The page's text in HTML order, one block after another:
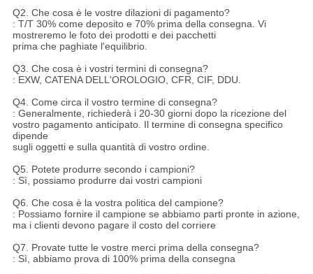
Q2. Che cosa è le vostre dilazioni di pagamento?
: T/T 30% come deposito e 70% prima della consegna. Vi
mostreremo le foto dei prodotti e dei pacchetti
prima che paghiate l'equilibrio.
Q3. Che cosa è i vostri termini di consegna?
: EXW, CATENA DELL'OROLOGIO, CFR, CIF, DDU.
Q4. Come circa il vostro termine di consegna?
: Generalmente, richiederà i 20-30 giorni dopo la ricezione del
vostro pagamento anticipato. Il termine di consegna specifico
dipende
sugli oggetti e sulla quantità di vostro ordine.
Q5. Potete produrre secondo i campioni?
: Sì, possiamo produrre dai vostri campioni
Q6. Che cosa è la vostra politica del campione?
: Possiamo fornire il campione se abbiamo parti pronte in azione,
ma i clienti devono pagare il costo del corriere
Q7. Provate tutte le vostre merci prima della consegna?
: Sì, abbiamo prova di 100% prima della consegna